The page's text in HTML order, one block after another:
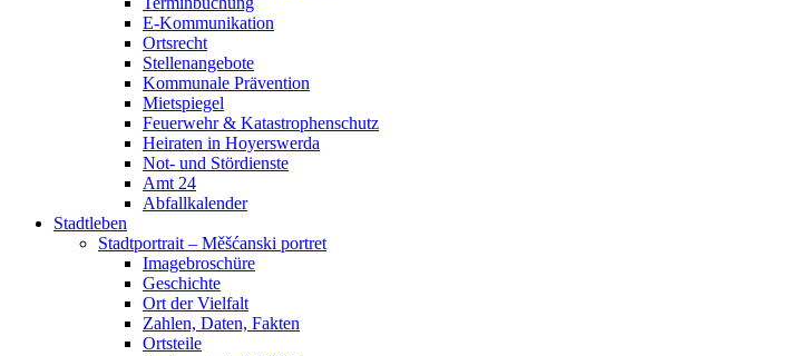
E-Kommunikation
Ortsrecht
Stellenangebote
Kommunale Prävention
Mietspiegel
Feuerwehr & Katastrophenschutz
Heiraten in Hoyerswerda
Not- und Stördienste
Amt 24
Abfallkalender
Stadtleben
Stadtportrait – Měšćanski portret
Imagebroschüre
Geschichte
Ort der Vielfalt
Zahlen, Daten, Fakten
Ortsteile